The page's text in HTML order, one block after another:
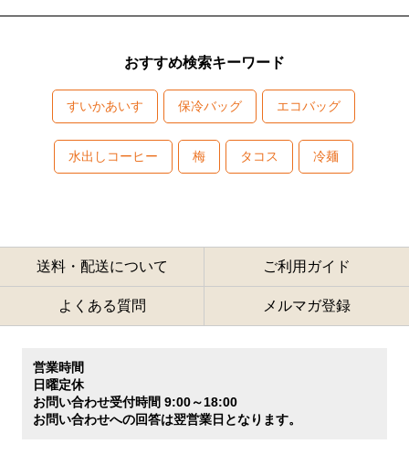
おすすめ検索キーワード
すいかあいす 保冷バッグ エコバッグ
水出しコーヒー 梅 タコス 冷麺
送料・配送について ご利用ガイド
よくある質問 メルマガ登録
営業時間
日曜定休
お問い合わせ受付時間 9:00～18:00
お問い合わせへの回答は翌営業日となります。